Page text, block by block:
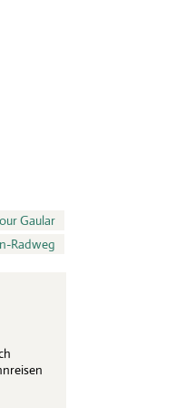
Gaular
Radweg